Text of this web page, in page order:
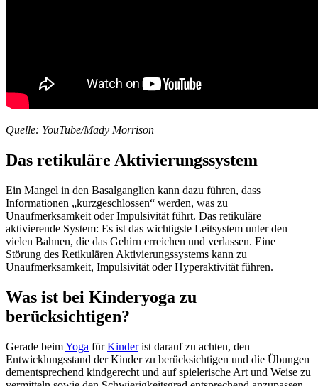
Quelle: YouTube/Mady Morrison
Das retikuläre Aktivierungssystem
Ein Mangel in den Basalganglien kann dazu führen, dass
Informationen „kurzgeschlossen“ werden, was zu
Unaufmerksamkeit oder Impulsivität führt. Das retikuläre
aktivierende System: Es ist das wichtigste Leitsystem unter den
vielen Bahnen, die das Gehirn erreichen und verlassen. Eine
Störung des Retikulären Aktivierungssystems kann zu
Unaufmerksamkeit, Impulsivität oder Hyperaktivität führen.
Was ist bei Kinderyoga zu
berücksichtigen?
Gerade beimYoga fürKinderist darauf zu achten, den
Entwicklungsstand der Kinder zu berücksichtigen und die Übungen
dementsprechend kindgerecht und auf spielerische Art und Weise zu